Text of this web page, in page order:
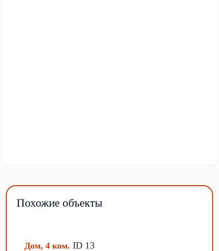
Похожие объекты
Дом, 4 ком. ID 13